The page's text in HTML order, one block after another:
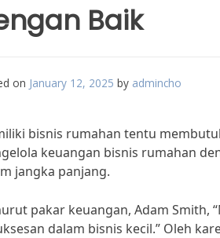
Baik
on January 12, 2025 by admincho
bisnis rumahan tentu
keuangan bisnis rumahan
jangka panjang.
pakar keuangan, Adam Smith,
dalam bisnis kecil.” Oleh